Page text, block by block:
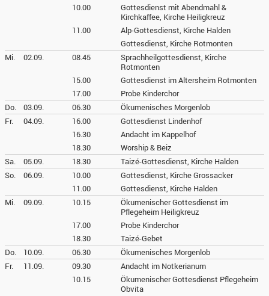
10.00
Gottesdienst mit Abendmahl &
Kirchkaffee, Kirche Heiligkreuz
11.00
Alp-Gottesdienst, Kirche Halden
Gottesdienst, Kirche Rotmonten
Mi.
02.09. 08.45
Sprachheilgottesdienst, Kirche
Rotmonten
15.00
Gottesdienst im Altersheim Rotmonten
17.00
Probe Kinderchor
Do.
03.09. 06.30
Ökumenisches Morgenlob
Fr.
04.09. 16.00
Gottesdienst Lindenhof
16.30
Andacht im Kappelhof
18.30
Worship & Beiz
Sa.
05.09. 18.30
Taizé-Gottesdienst, Kirche Halden
So.
06.09. 10.00
Gottesdienst, Kirche Grossacker
11.00
Gottesdienst, Kirche Halden
Mi.
09.09. 10.15
Ökumenischer Gottesdienst im
Pflegeheim Heiligkreuz
17.00
Probe Kinderchor
18.30
Taizé-Gebet
Do.
10.09. 06.30
Ökumenisches Morgenlob
Fr.
11.09. 09.30
Andacht im Notkerianum
10.15
Ökumenischer Gottesdienst Pflegeheim
Obvita